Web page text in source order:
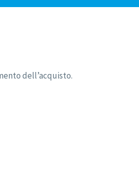
dell’acquisto.